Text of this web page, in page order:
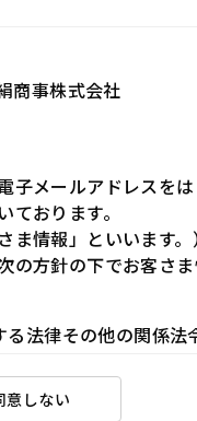
商事株式会社
子メールアドレスを
おります。
ま情報」といいます
の方針の下でお客さ
法律その他の関係法
業者に周知徹底しま
要請します。
意しない